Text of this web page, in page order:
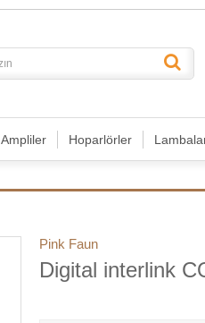
Ampliler Hoparlörler
Pink Faun
Digital interlink